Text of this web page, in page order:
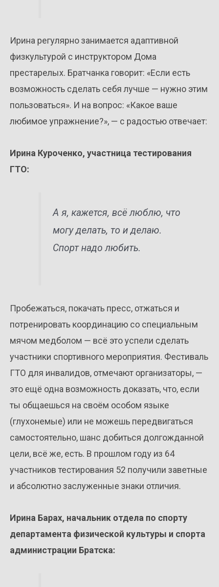
Ирина регулярно занимается адаптивной
физкультурой с инструктором Дома
престарелых. Братчанка говорит: «Если есть
возможность сделать себя лучше — нужно этим
пользоваться». И на вопрос: «Какое ваше
любимое упражнение?», — с радостью отвечает:
Ирина Куроченко, участница тестирования
ГТО:
А я, кажется, всё люблю, что
могу делать, то и делаю.
Спорт надо любить.
Пробежаться, покачать пресс, отжаться и
потренировать координацию со специальным
мячом медболом — всё это успели сделать
участники спортивного мероприятия. Фестиваль
ГТО для инвалидов, отмечают организаторы, —
это ещё одна возможность доказать, что, если
ты общаешься на своём особом языке
(глухонемые) или не можешь передвигаться
самостоятельно, шанс добиться долгожданной
цели, всё же, есть. В прошлом году из 64
участников тестирования 52 получили заветные
и абсолютно заслуженные знаки отличия.
Ирина Барах, начальник отдела по спорту
департамента физической культуры и спорта
администрации Братска: